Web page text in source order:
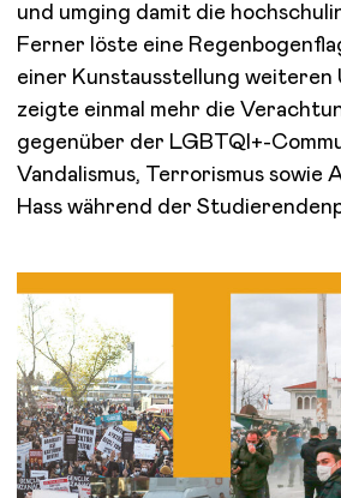
und umging damit die
Ferner löste eine
einer Kunstausstellung weiteren
zeigte einmal mehr die
gegenüber der LGBTQI+-
Vandalismus, Terrorismus sowie
Hass während der